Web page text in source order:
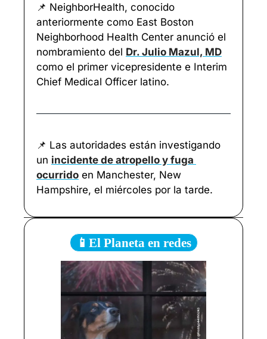
📌 NeighborHealth, conocido
anteriormente como East Boston
Neighborhood Health Center anunció el
nombramiento del Dr. Julio Mazul, MD
como el primer vicepresidente e Interim
Chief Medical Officer latino.
📌 Las autoridades están investigando
un incidente de atropello y fuga
ocurrido en Manchester, New
Hampshire, el miércoles por la tarde.
📱El Planeta en redes